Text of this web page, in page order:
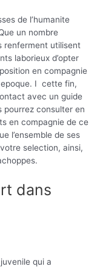
de l’humanite
un nombre
renferment utilisent
laborieux d’opter
en compagnie
I cette fin,
avec un guide
pourrez consulter en
en compagnie de ce
l’ensemble de ses
selection, ainsi,
dans
qui a